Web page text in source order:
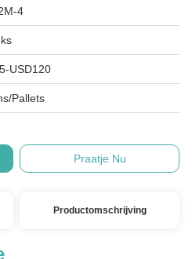
4
USD120
Pallets
Praatje Nu
Productomschrijving